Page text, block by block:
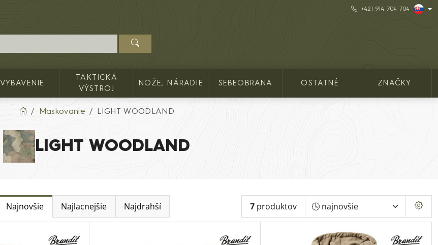
+421 914 704 704
VYBAVENIE
TAKTICKÁ
VÝSTROJ
NOŽE, NÁRADIE SEBEOBRANA OSTATNÉ ZNAČKY
Maskovanie LIGHT WOODLAND
LIGHT WOODLAND
Najnovšie Najlacnejšie Najdrahší 7 produktov